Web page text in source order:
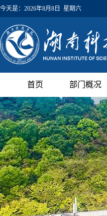
今天是： 2026年8月8日 星期六
首页 部门概况